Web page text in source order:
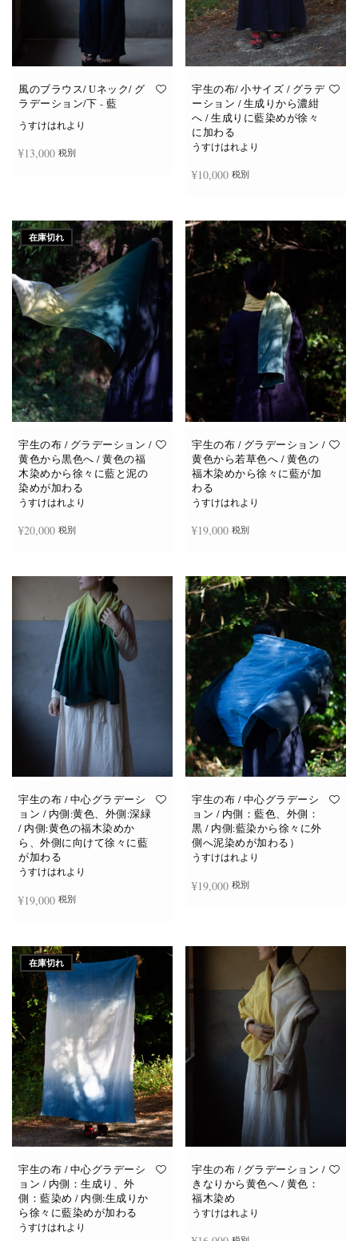
風のブラウス/ Uネック/ グ
ラデーション/下 - 藍
うすけはれより
¥13,000 税別
宇生の布/ 小サイズ / グラデ
ーション / 生成りから濃紺
へ / 生成りに藍染めが徐々
に加わる
うすけはれより
¥10,000 税別
在庫切れ
宇生の布 / グラデーション /
黄色から黒色へ / 黄色の福
木染めから徐々に藍と泥の
染めが加わる
うすけはれより
¥20,000 税別
宇生の布 / グラデーション /
黄色から若草色へ / 黄色の
福木染めから徐々に藍が加
わる
うすけはれより
¥19,000 税別
宇生の布 / 中心グラデーシ
ョン / 内側:黄色、外側:深緑
/ 内側:黄色の福木染めか
ら、外側に向けて徐々に藍
が加わる
うすけはれより
¥19,000 税別
宇生の布 / 中心グラデーシ
ョン / 内側：藍色、外側：
黒 / 内側:藍染から徐々に外
側へ泥染めが加わる）
うすけはれより
¥19,000 税別
在庫切れ
宇生の布 / 中心グラデーシ
ョン / 内側：生成り、外
側：藍染め / 内側:生成りか
ら徐々に藍染めが加わる
うすけはれより
宇生の布 / グラデーション /
きなりから黄色へ / 黄色：
福木染め
うすけはれより